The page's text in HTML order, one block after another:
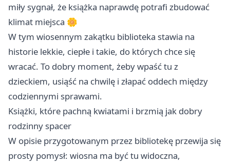
miły sygnał, że książka naprawdę potrafi zbudować
klimat miejsca 🌼
W tym wiosennym zakątku biblioteka stawia na
historie lekkie, ciepłe i takie, do których chce się
wracać. To dobry moment, żeby wpaść tu z
dzieckiem, usiąść na chwilę i złapać oddech między
codziennymi sprawami.
Książki, które pachną kwiatami i brzmią jak dobry
rodzinny spacer
W opisie przygotowanym przez bibliotekę przewija się
prosty pomysł: wiosna ma być tu widoczna,